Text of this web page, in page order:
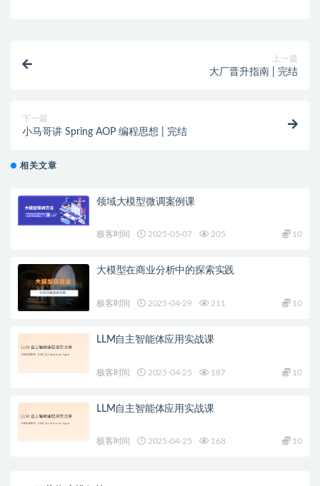
上一篇
大厂晋升指南 | 完结
下一篇
小马哥讲 Spring AOP 编程思想 | 完结
相关文章
领域大模型微调案例课
极客时间 2025-05-07 205 10
大模型在商业分析中的探索实践
极客时间 2025-04-29 211 10
LLM自主智能体应用实战课
极客时间 2025-04-25 187 10
LLM自主智能体应用实战课
极客时间 2025-04-25 168 10